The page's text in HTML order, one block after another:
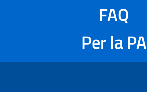
FAQ
Per la PA